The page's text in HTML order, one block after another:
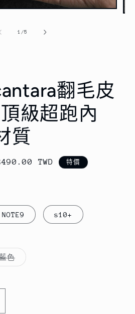
1 //5
翻毛皮
級超跑內
質
TWD 特價
NOTE9 s10+
色子
類